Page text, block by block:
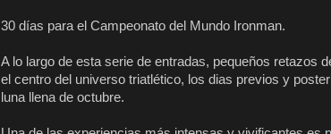
30 días para el Campeonato del Mundo Ironman.
A lo largo de esta serie de entradas, pequeños retazos
el centro del universo triatlético, los dias previos y
luna llena de octubre.